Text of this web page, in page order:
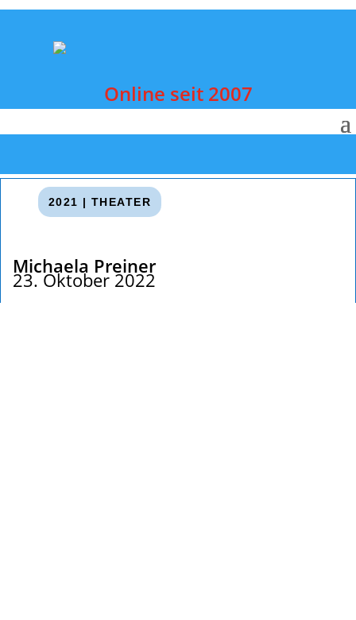
Online seit 2007
2021 |THEATER
Michaela Preiner
23. Oktober 2022